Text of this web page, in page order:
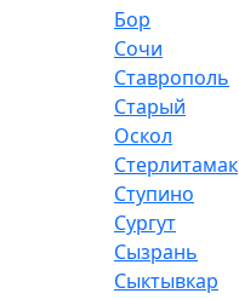
Бор
Сочи
Ставрополь
Старый
Оскол
Стерлитамак
Ступино
Сургут
Сызрань
Сыктывкар